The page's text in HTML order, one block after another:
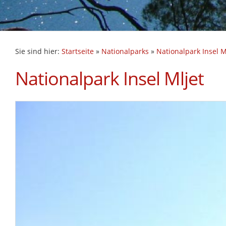
Sie sind hier: Startseite » Nationalparks » Nationalpark Insel
Nationalpark Insel Mljet